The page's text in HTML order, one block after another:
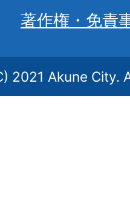
著作権・免責
2021 Akune City.